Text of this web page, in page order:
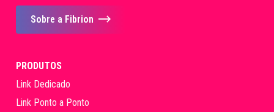
Sobre a Fibrion
PRODUTOS
Link Dedicado
Link Ponto a Ponto